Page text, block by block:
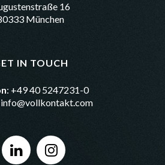
16
München
IN TOUCH
: +49 40 5247231-0
info@vollkontakt.com